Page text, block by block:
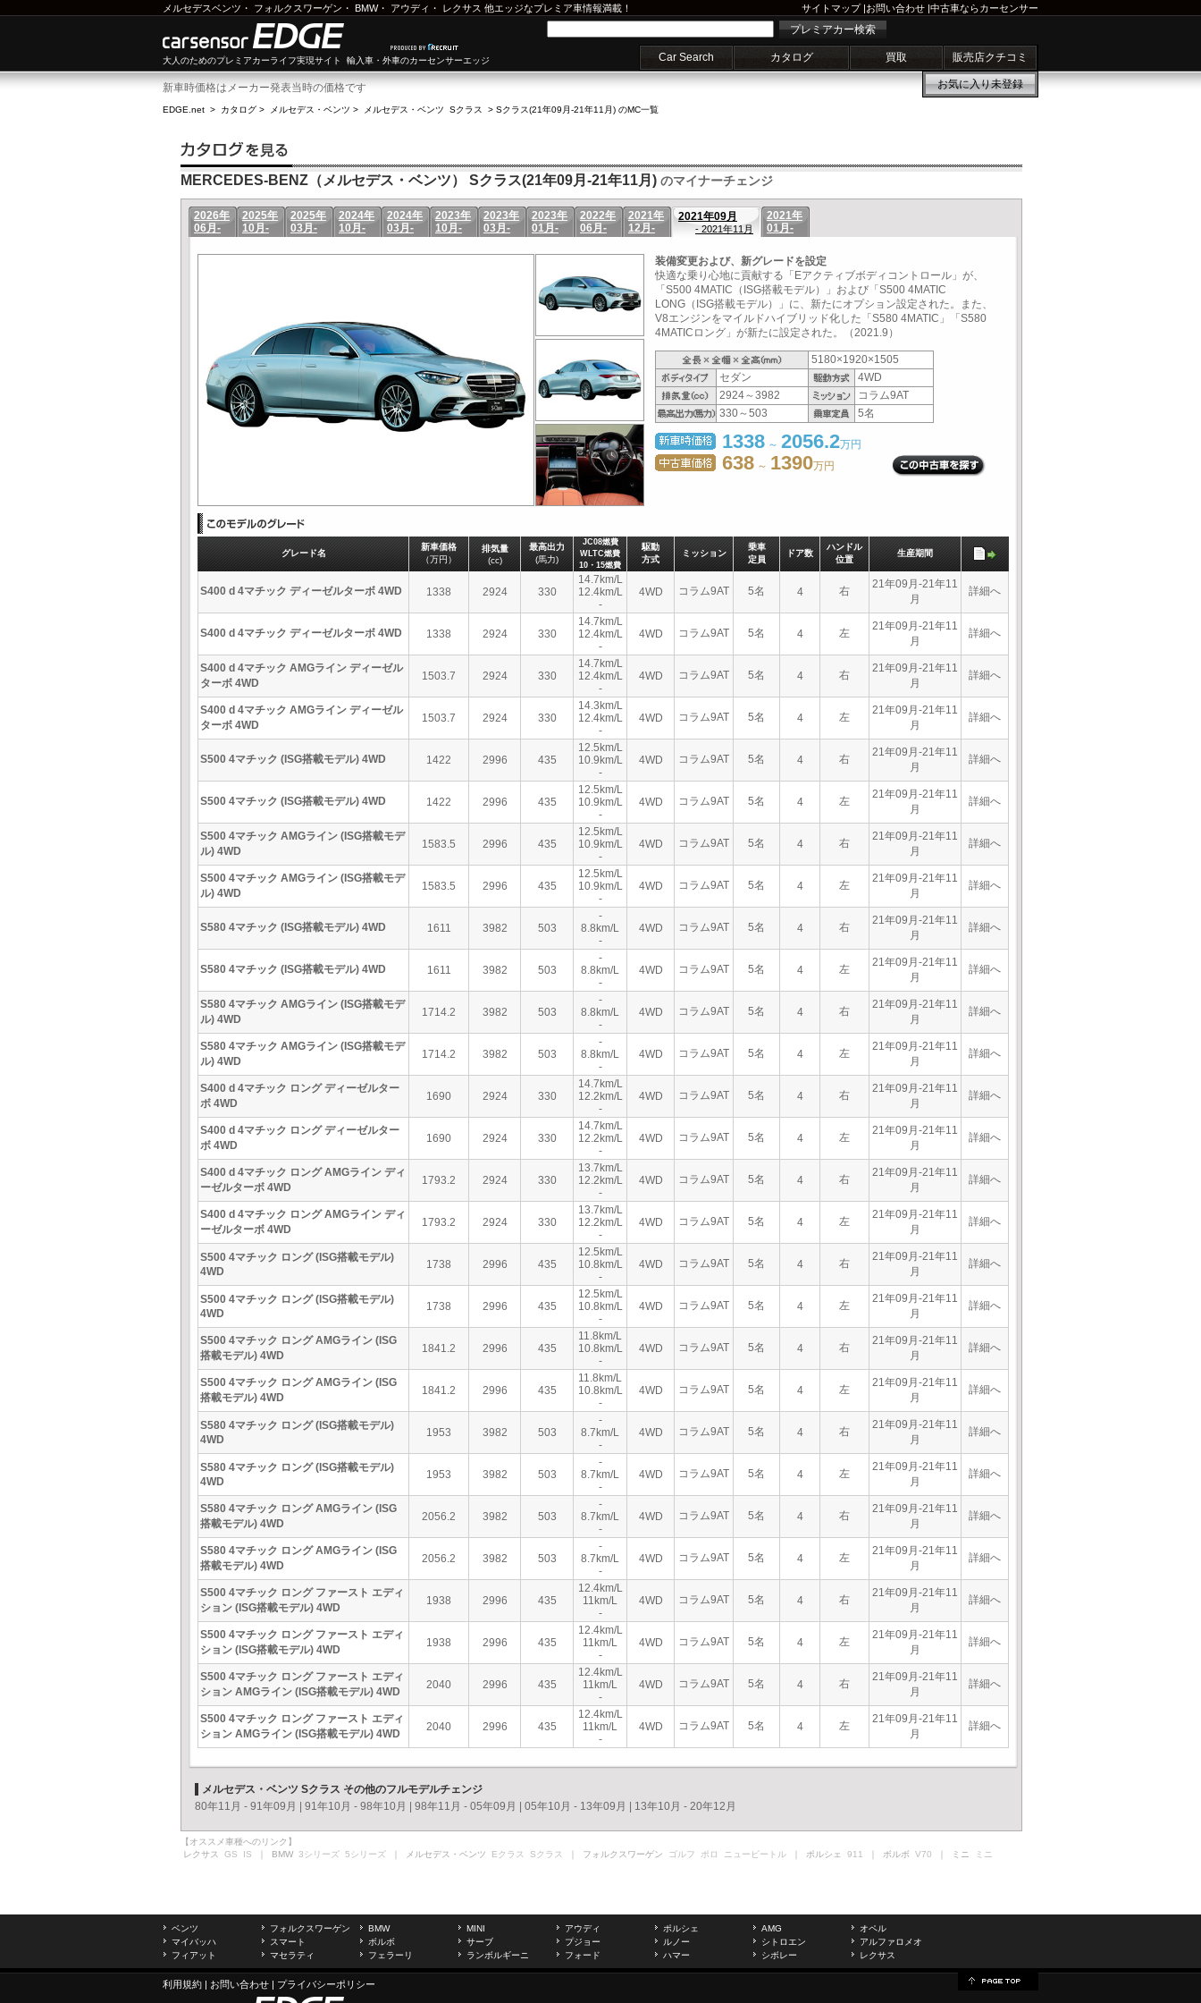
メルセデスベンツ ・ フォルクスワーゲン ・ BMW・ アウディ ・ レクサス 他エッジなプレミア車情報満載！ サイトマップ|お問い合わせ |中古車ならカーセンサー
大人のためのプレミアカーライフ実現サイト 輸入車・外車のカーセンサーエッジ
プレミアカー検索
Car Search カタログ 買取 販売店クチコミ
お気に入り未登録
新車時価格はメーカー発表当時の価格です
EDGE.net > カタログ > メルセデス・ベンツ > メルセデス・ベンツ Sクラス > Sクラス(21年09月-21年11月) のMC一覧
MERCEDES-BENZ（メルセデス・ベンツ） Sクラス(21年09月-21年11月) のマイナーチェンジ
2026年
06月-
2025年
10月-
2025年
03月-
2024年
10月-
2024年
03月-
2023年
10月-
2023年
03月-
2023年
01月-
2022年
06月-
2021年
12月-
2021年09月
- 2021年11月
2021年
01月-
装備変更および、新グレードを設定
快適な乗り心地に貢献する「Eアクティブボディコントロール」が、
「S500 4MATIC（ISG搭載モデル）」および「S500 4MATIC
LONG（ISG搭載モデル）」に、新たにオプション設定された。また、
V8エンジンをマイルドハイブリッド化した「S580 4MATIC」「S580
4MATICロング」が新たに設定された。（2021.9）
5180×1920×1505
セダン
4WD
2924～3982
コラム9AT
330～503
5名
1338 ～ 2056.2万円
638 ～ 1390万円
グレード名
新車価格
（万円）
排気量
(cc)
最高出力
(馬力)
JC08燃費
WLTC燃費
10・15燃費
駆動
方式
ミッション
乗車
定員
ドア数
ハンドル
位置
生産期間
S400 d 4マチック ディーゼルターボ 4WD 1338 2924 330
14.7km/L
12.4km/L
-
4WD コラム9AT 5名 4 右
21年09月-21年11
月
詳細へ
S400 d 4マチック ディーゼルターボ 4WD 1338 2924 330
14.7km/L
12.4km/L
-
4WD コラム9AT 5名 4 左
21年09月-21年11
月
詳細へ
S400 d 4マチック AMGライン ディーゼル
ターボ 4WD
1503.7 2924 330
14.7km/L
12.4km/L
-
4WD コラム9AT 5名 4 右
21年09月-21年11
月
詳細へ
S400 d 4マチック AMGライン ディーゼル
ターボ 4WD
1503.7 2924 330
14.3km/L
12.4km/L
-
4WD コラム9AT 5名 4 左
21年09月-21年11
月
詳細へ
S500 4マチック (ISG搭載モデル) 4WD 1422 2996 435
12.5km/L
10.9km/L
-
4WD コラム9AT 5名 4 右
21年09月-21年11
月
詳細へ
S500 4マチック (ISG搭載モデル) 4WD 1422 2996 435
12.5km/L
10.9km/L
-
4WD コラム9AT 5名 4 左
21年09月-21年11
月
詳細へ
S500 4マチック AMGライン (ISG搭載モデ
ル) 4WD
1583.5 2996 435
12.5km/L
10.9km/L
-
4WD コラム9AT 5名 4 右
21年09月-21年11
月
詳細へ
S500 4マチック AMGライン (ISG搭載モデ
ル) 4WD
1583.5 2996 435
12.5km/L
10.9km/L
-
4WD コラム9AT 5名 4 左
21年09月-21年11
月
詳細へ
S580 4マチック (ISG搭載モデル) 4WD 1611 3982 503
-
8.8km/L
-
4WD コラム9AT 5名 4 右
21年09月-21年11
月
詳細へ
S580 4マチック (ISG搭載モデル) 4WD 1611 3982 503
-
8.8km/L
-
4WD コラム9AT 5名 4 左
21年09月-21年11
月
詳細へ
S580 4マチック AMGライン (ISG搭載モデ
ル) 4WD
1714.2 3982 503
-
8.8km/L
-
4WD コラム9AT 5名 4 右
21年09月-21年11
月
詳細へ
S580 4マチック AMGライン (ISG搭載モデ
ル) 4WD
1714.2 3982 503
-
8.8km/L
-
4WD コラム9AT 5名 4 左
21年09月-21年11
月
詳細へ
S400 d 4マチック ロング ディーゼルター
ボ 4WD
1690 2924 330
14.7km/L
12.2km/L
-
4WD コラム9AT 5名 4 右
21年09月-21年11
月
詳細へ
S400 d 4マチック ロング ディーゼルター
ボ 4WD
1690 2924 330
14.7km/L
12.2km/L
-
4WD コラム9AT 5名 4 左
21年09月-21年11
月
詳細へ
S400 d 4マチック ロング AMGライン ディ
ーゼルターボ 4WD
1793.2 2924 330
13.7km/L
12.2km/L
-
4WD コラム9AT 5名 4 右
21年09月-21年11
月
詳細へ
S400 d 4マチック ロング AMGライン ディ
ーゼルターボ 4WD
1793.2 2924 330
13.7km/L
12.2km/L
-
4WD コラム9AT 5名 4 左
21年09月-21年11
月
詳細へ
S500 4マチック ロング (ISG搭載モデル)
4WD
1738 2996 435
12.5km/L
10.8km/L
-
4WD コラム9AT 5名 4 右
21年09月-21年11
月
詳細へ
S500 4マチック ロング (ISG搭載モデル)
4WD
1738 2996 435
12.5km/L
10.8km/L
-
4WD コラム9AT 5名 4 左
21年09月-21年11
月
詳細へ
S500 4マチック ロング AMGライン (ISG
搭載モデル) 4WD
1841.2 2996 435
11.8km/L
10.8km/L
-
4WD コラム9AT 5名 4 右
21年09月-21年11
月
詳細へ
S500 4マチック ロング AMGライン (ISG
搭載モデル) 4WD
1841.2 2996 435
11.8km/L
10.8km/L
-
4WD コラム9AT 5名 4 左
21年09月-21年11
月
詳細へ
S580 4マチック ロング (ISG搭載モデル)
4WD
1953 3982 503
-
8.7km/L
-
4WD コラム9AT 5名 4 右
21年09月-21年11
月
詳細へ
S580 4マチック ロング (ISG搭載モデル)
4WD
1953 3982 503
-
8.7km/L
-
4WD コラム9AT 5名 4 左
21年09月-21年11
月
詳細へ
S580 4マチック ロング AMGライン (ISG
搭載モデル) 4WD
2056.2 3982 503
-
8.7km/L
-
4WD コラム9AT 5名 4 右
21年09月-21年11
月
詳細へ
S580 4マチック ロング AMGライン (ISG
搭載モデル) 4WD
2056.2 3982 503
-
8.7km/L
-
4WD コラム9AT 5名 4 左
21年09月-21年11
月
詳細へ
S500 4マチック ロング ファースト エディ
ション (ISG搭載モデル) 4WD
1938 2996 435
12.4km/L
11km/L
-
4WD コラム9AT 5名 4 右
21年09月-21年11
月
詳細へ
S500 4マチック ロング ファースト エディ
ション (ISG搭載モデル) 4WD
1938 2996 435
12.4km/L
11km/L
-
4WD コラム9AT 5名 4 左
21年09月-21年11
月
詳細へ
S500 4マチック ロング ファースト エディ
ション AMGライン (ISG搭載モデル) 4WD
2040 2996 435
12.4km/L
11km/L
-
4WD コラム9AT 5名 4 右
21年09月-21年11
月
詳細へ
S500 4マチック ロング ファースト エディ
ション AMGライン (ISG搭載モデル) 4WD
2040 2996 435
12.4km/L
11km/L
-
4WD コラム9AT 5名 4 左
21年09月-21年11
月
詳細へ
メルセデス・ベンツ Sクラス その他のフルモデルチェンジ
80年11月 - 91年09月
91年10月 - 98年10月 98年11月 - 05年09月 05年10月 - 13年09月 13年10月 - 20年12月
【オススメ車種へのリンク】
レクサス GS IS ｜ BMW 3シリーズ 5シリーズ ｜ メルセデス・ベンツ Eクラス Sクラス ｜ フォルクスワーゲン ゴルフ ポロ ニュービートル ｜ ポルシェ 911 ｜ ボルボ V70 ｜ ミニ ミニ
ベンツ フォルクスワーゲン BMW MINI アウディ ポルシェ AMG
オペル
マイバッハ
スマート ボルボ サーブ プジョー ルノー シトロエン
アルファロメオ
フィアット
マセラティ フェラーリ ランボルギーニ フォード ハマー シボレー レクサス
利用規約 | お問い合わせ | プライバシーポリシー